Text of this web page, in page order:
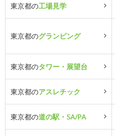
東京都の工場見学
東京都のグランピング
東京都のタワー・展望台
東京都のアスレチック
東京都の道の駅・SA/PA